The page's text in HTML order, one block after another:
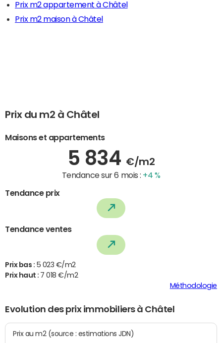
Prix m2 appartement à Châtel
Prix m2 maison à Châtel
Prix du m2 à Châtel
Maisons et appartements
5 834 €/m2
Tendance sur 6 mois : +4 %
Tendance prix
Tendance ventes
Prix bas : 5 023 €/m2
Prix haut : 7 018 €/m2
Méthodologie
Evolution des prix immobiliers à Châtel
Prix au m2 (source : estimations JDN)